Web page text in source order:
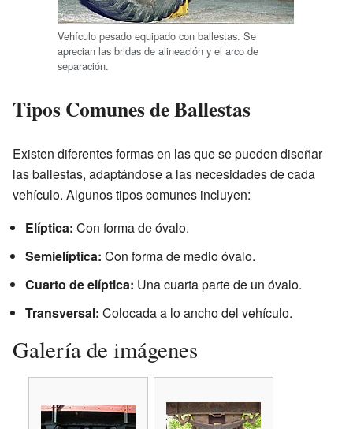
Vehículo pesado equipado con ballestas. Se
aprecian las bridas de alineación y el arco de
separación.
Tipos Comunes de Ballestas
Existen diferentes formas en las que se pueden diseñar
las ballestas, adaptándose a las necesidades de cada
vehículo. Algunos tipos comunes incluyen:
Elíptica: Con forma de óvalo.
Semielíptica: Con forma de medio óvalo.
Cuarto de elíptica: Una cuarta parte de un óvalo.
Transversal: Colocada a lo ancho del vehículo.
Galería de imágenes